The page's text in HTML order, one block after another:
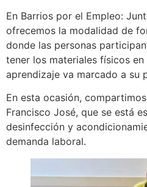
En Barrios por el Empleo:
ofrecemos la modalidad de
donde las personas
tener los materiales físicos en
aprendizaje va marcado a su
En esta ocasión,
Francisco José, que se está
desinfección y
demanda laboral.